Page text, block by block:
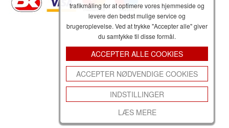
trafikmåling for at optimere vores hjemmeside og
levere den bedst mulige service og
brugeroplevelse. Ved at trykke "Accepter alle" giver
du samtykke til disse formål.
ACCEPTER ALLE COOKIES
ACCEPTER NØDVENDIGE COOKIES
INDSTILLINGER
LÆS MERE